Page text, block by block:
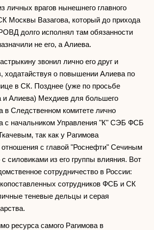
личных врагов нынешнего главного
Москвы Вазагова, который до прихода
долго исполнял там обязанности
не его, а Алиева.
звонил лично его друг и
ходатайствуя о повышении Алиева по
в СК. Позднее (уже по просьбе
и Алиева) Мехдиев для большего
в Следственном комитете лично
с начальником Управления "К" СЭБ ФСБ
так как у Рагимова
отношения с главой "Роснефти" Сечиным
с силовиками из его группы влияния. Вот
сотрудничество в России:
сотрудников ФСБ и СК
теневые дельцы и серая
ресурса самого Рагимова в